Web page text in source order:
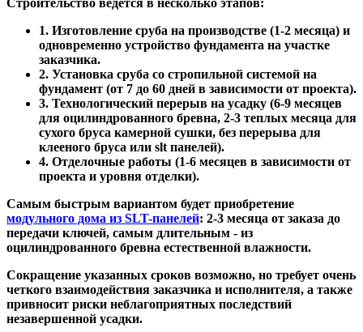
1. Изготовление сруба на производстве (1-2 месяца) и
одновременно устройство фундамента на участке
заказчика.
2. Установка сруба со стропильной системой на
фундамент (от 7 до 60 дней в зависимости от проекта).
3. Технологический перерыв на усадку (6-9 месяцев
для оцилиндрованного бревна, 2-3 теплых месяца для
сухого бруса камерной сушки, без перерыва для
клееного бруса или slt панелей).
4. Отделочные работы (1-6 месяцев в зависимости от
проекта и уровня отделки).
Самым быстрым вариантом будет приобретение
модульного дома из SLT-панелей: 2-3 месяца от заказа до
передачи ключей, самым длительным - из
оцилиндрованного бревна естественной влажности.
Сокращение указанных сроков возможно, но требует очень
четкого взаимодействия заказчика и исполнителя, а также
привносит риски неблагоприятных последствий
незавершенной усадки.